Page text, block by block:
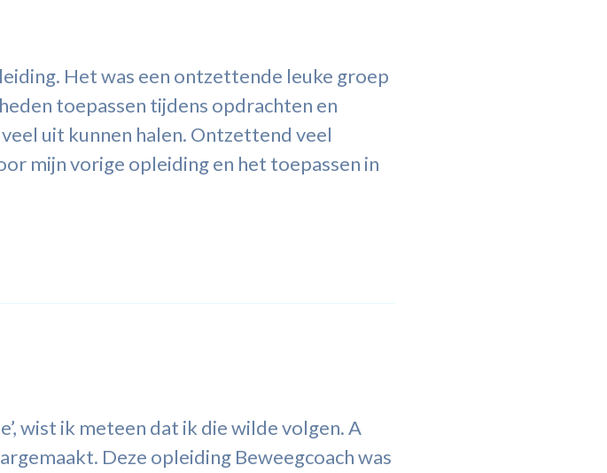
Het was een ontzettende leuke groep
toepassen tijdens opdrachten en
uit kunnen halen. Ontzettend veel
mijn vorige opleiding en het toepassen in
wist ik meteen dat ik die wilde volgen. A
Deze opleiding Beweegcoach was